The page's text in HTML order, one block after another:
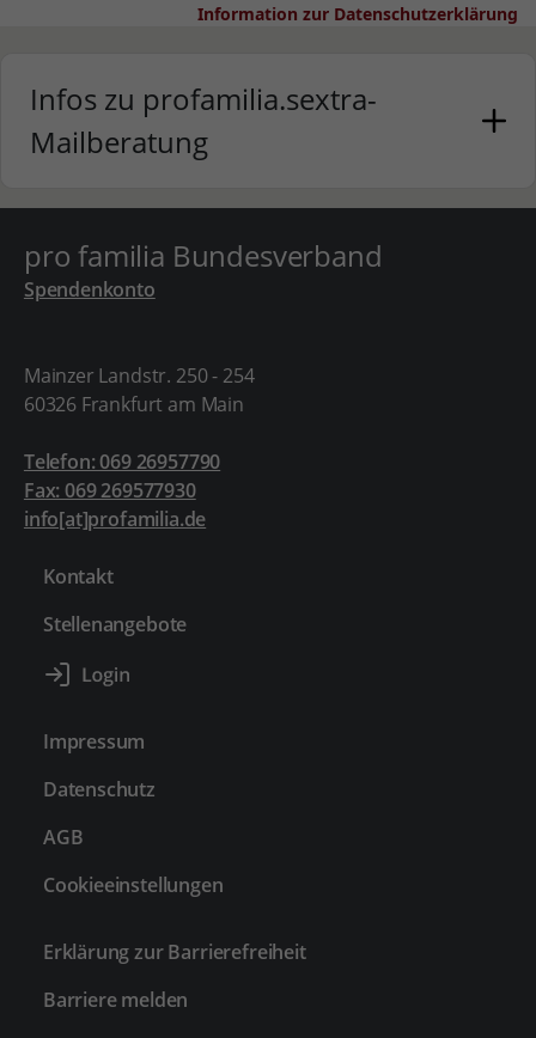
Infos zu profamilia.sextra-
Mailberatung
pro familia Bundesverband
Spendenkonto
Mainzer Landstr. 250 - 254
60326 Frankfurt am Main
Telefon: 069 26957790
Fax: 069 269577930
info[at]profamilia.de
Kontakt
Stellenangebote
Impressum
Datenschutz
AGB
Cookieeinstellungen
Erklärung zur Barrierefreiheit
Barriere melden